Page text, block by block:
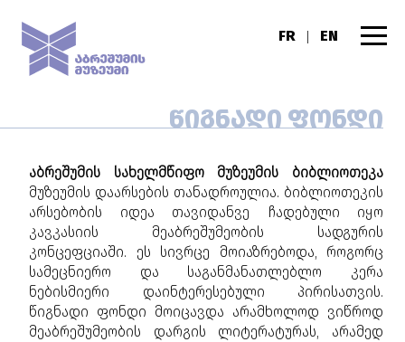
FR | EN
ᲬᲘᲒᲜᲐᲓᲘ ᲤᲝᲜᲓᲘ
აბრეშუმის სახელმწიფო მუზეუმის ბიბლიოთეკა
მუზეუმის დაარსების თანადროულია. ბიბლიოთეკის
არსებობის იდეა თავიდანვე ჩადებული იყო
კავკასიის მეაბრეშუმეობის სადგურის
კონცეფციაში. ეს სივრცე მოიაზრებოდა, როგორც
სამეცნიერო და საგანმანათლებლო კერა
ნებისმიერი დაინტერესებული პირისათვის.
წიგნადი ფონდი მოიცავდა არამხოლოდ ვიწროდ
მეაბრეშუმეობის დარგის ლიტერატურას, არამედ